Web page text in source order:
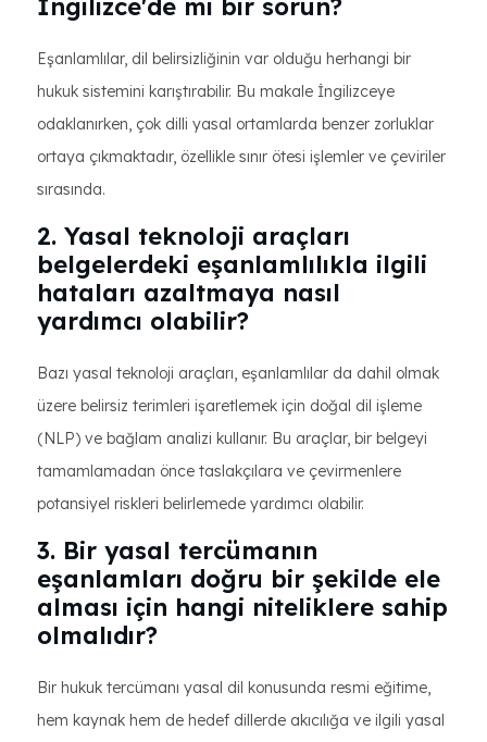
İngilizce'de mi bir sorun?
Eşanlamlılar, dil belirsizliğinin var olduğu herhangi bir
hukuk sistemini karıştırabilir. Bu makale İngilizceye
odaklanırken, çok dilli yasal ortamlarda benzer zorluklar
ortaya çıkmaktadır, özellikle sınır ötesi işlemler ve çeviriler
sırasında.
2. Yasal teknoloji araçları
belgelerdeki eşanlamlılıkla ilgili
hataları azaltmaya nasıl
yardımcı olabilir?
Bazı yasal teknoloji araçları, eşanlamlılar da dahil olmak
üzere belirsiz terimleri işaretlemek için doğal dil işleme
(NLP) ve bağlam analizi kullanır. Bu araçlar, bir belgeyi
tamamlamadan önce taslakçılara ve çevirmenlere
potansiyel riskleri belirlemede yardımcı olabilir.
3. Bir yasal tercümanın
eşanlamları doğru bir şekilde ele
alması için hangi niteliklere sahip
olmalıdır?
Bir hukuk tercümanı yasal dil konusunda resmi eğitime,
hem kaynak hem de hedef dillerde akıcılığa ve ilgili yasal